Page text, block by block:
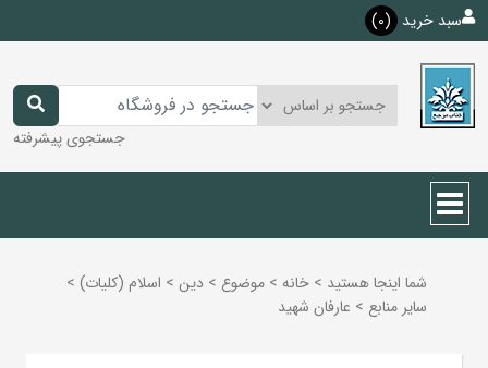
سبد خرید (0)
جستجوی پیشرفته
شما اینجا هستید > خانه > موضوع > دين > اسلام (كليات) >
ساير منابع > عارفان شهید